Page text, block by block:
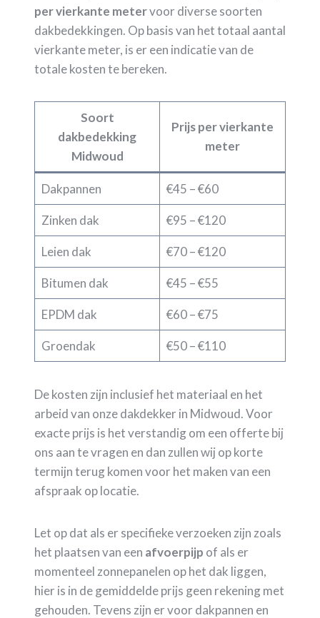
per vierkante metervoor diverse soorten
dakbedekkingen. Op basis van het totaal aantal
vierkante meter, is er een indicatie van de
totale kosten te bereken.
Soort
dakbedekking
Midwoud
Prijs per vierkante
meter
Dakpannen €45 – €60
Zinken dak €95 – €120
Leien dak €70 – €120
Bitumen dak €45 – €55
EPDM dak €60 – €75
Groendak €50 – €110
De kosten zijn inclusief het materiaal en het
arbeid van onze dakdekker in Midwoud. Voor
exacte prijs is het verstandig om een offerte bij
ons aan te vragen en dan zullen wij op korte
termijn terug komen voor het maken van een
afspraak op locatie.
Let op dat als er specifieke verzoeken zijn zoals
het plaatsen van een afvoerpijp of als er
momenteel zonnepanelen op het dak liggen,
hier is in de gemiddelde prijs geen rekening met
gehouden. Tevens zijn er voor dakpannen en